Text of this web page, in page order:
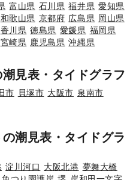
富山県 石川県 福井県 愛知県
和歌山県 京都府 広島県 岡山県
香川県 徳島県 愛媛県 福岡県
宮崎県 鹿児島県 沖縄県
見表・タイドグラフ
市 貝塚市 大阪市 泉南市
潮見表・タイドグラ
淀川河口 大阪北港 夢舞大橋